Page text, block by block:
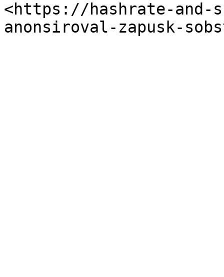
<https://hashrate-